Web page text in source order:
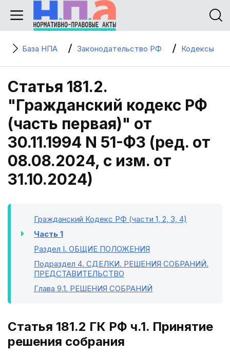
База НПА Законодательство РФ Кодексы
Статья 181.2.
"Гражданский кодекс РФ
(часть первая)" от
30.11.1994 N 51-ФЗ (ред. от
08.08.2024, с изм. от
31.10.2024)
Гражданский Кодекс РФ (части 1, 2, 3, 4)
Часть 1
Раздел I. ОБЩИЕ ПОЛОЖЕНИЯ
Подраздел 4. СДЕЛКИ. РЕШЕНИЯ СОБРАНИЙ.
ПРЕДСТАВИТЕЛЬСТВО
Глава 9.1. РЕШЕНИЯ СОБРАНИЙ
Статья 181.2 ГК РФ ч.1. Принятие
решения собрания